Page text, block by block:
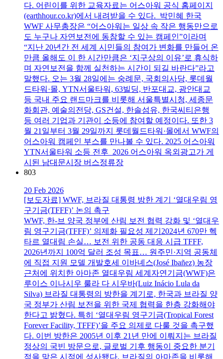
다. 어린이를 위한 교육자료는 어스아워 공식 홈페이지
(earthhour.co.kr)에서 내려받을 수 있다. 박민혜 한국
WWF 사무총장은 “어스아워는 일상 속 작은 행동만으로
도 누구나 자연보전에 동참할 수 있는 캠페인”이라며
“지난 20년간 전 세계 시민들의 참여가 변화를 만들어 온
만큼 올해도 이 한 시간만큼은 ‘지구상의 이유’로 휴식하
며 자연보전을 함께 실천하는 시간이 되길 바란다”라고
말했다. 오는 3월 28일에는 숭례문, 국회의사당, 롯데월
드타워·몰, YTN서울타워, 63빌딩, 반포대교, 광안대교
등 국내 주요 랜드마크를 비롯해 서울특별시청, 세종문
화회관, 예술의전당, GS건설, 한솔섬유, 한국씨티은행
등 여러 기업과 기관이 소등에 참여할 예정이다. 또한 3
월 21일부터 3월 29일까지 롯데월드타워·몰에서 WWF의
어스아워 캠페인 부스를 만나볼 수 있다. 2025 어스아워
YTN서울타워 소등 전후 2026 어스아워 옥외광고가 게
시된 남대문시장 버스정류장
803
20 Feb 2026
[보도자료] WWF, 브라질 대통령 방한 계기 ‘열대우림 영
구기금(TFFF)’ 논의 촉구
WWF, 한-브 양국 정부에 산림 보전 협력 강화 및 ‘열대우
림 영구기금(TFFF)’ 의제화 필요성 제기2024년 670만 헥
타르 열대림 손실… 보전 위한 공동 대응 시급 TFFF,
2026년까지 100억 달러 조성 목표… 원주민·지역 공동체
에 직접 지원 모델 개발호세 이바녜스(José Ibañez) 농장
근처에 위치한 아마존 열대우림 세계자연기금(WWF)은
루이스 이나시우 룰라 다 시우바(Luiz Inácio Lula da
Silva) 브라질 대통령의 방한을 계기로, 한국과 브라질 양
국 정부가 산림 보전을 위한 국제 협력을 한층 강화해야
한다고 밝혔다. 특히 ‘열대우림 영구기금(Tropical Forest
Forever Facility, TFFF)’을 주요 의제로 다룰 것을 촉구했
다. 이번 방한은 2005년 이후 21년 만에 이뤄지는 브라질
정상의 국빈 방문으로, 글로벌 기후 행동이 중요한 분기
점을 맞은 시점에 성사됐다. 브라질의 아마존을 비롯해